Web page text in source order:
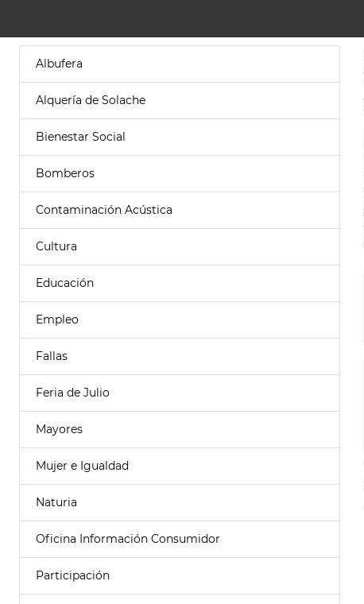
Albufera
Alquería de Solache
Bienestar Social
Bomberos
Contaminación Acústica
Cultura
Educación
Empleo
Fallas
Feria de Julio
Mayores
Mujer e Igualdad
Naturia
Oficina Información Consumidor
Participación